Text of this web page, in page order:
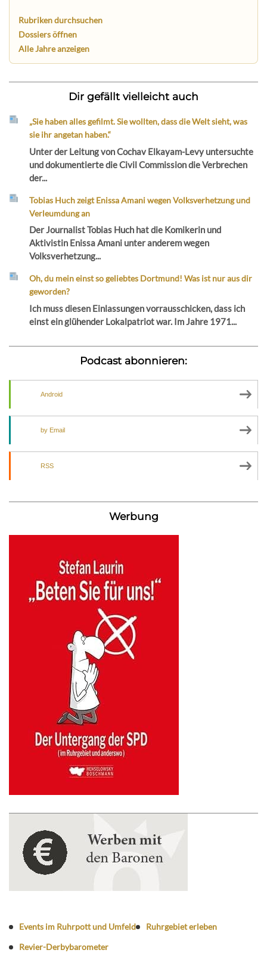
Rubriken durchsuchen
Dossiers öffnen
Alle Jahre anzeigen
Dir gefällt vielleicht auch
„Sie haben alles gefilmt. Sie wollten, dass die Welt sieht, was
sie ihr angetan haben.“
Unter der Leitung von Cochav Elkayam-Levy untersuchte
und dokumentierte die Civil Commission die Verbrechen
der...
Tobias Huch zeigt Enissa Amani wegen Volksverhetzung und
Verleumdung an
Der Journalist Tobias Huch hat die Komikerin und
Aktivistin Enissa Amani unter anderem wegen
Volksverhetzung...
Oh, du mein einst so geliebtes Dortmund! Was ist nur aus dir
geworden?
Ich muss diesen Einlassungen vorrausschicken, dass ich
einst ein glühender Lokalpatriot war. Im Jahre 1971...
Podcast abonnieren:
Android
by Email
RSS
Werbung
Events im Ruhrpott und Umfeld
Ruhrgebiet erleben
Revier-Derbybarometer